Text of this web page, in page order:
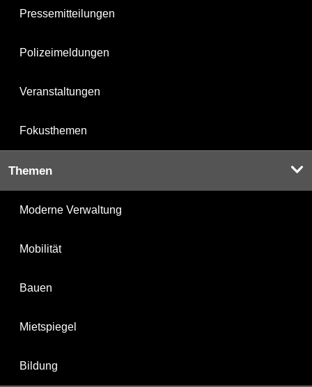
Pressemitteilungen
Polizeimeldungen
Veranstaltungen
Fokusthemen
Themen
Moderne Verwaltung
Mobilität
Bauen
Mietspiegel
Bildung